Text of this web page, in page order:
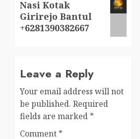
Next
post:
Nasi Kotak
Girirejo Bantul
+6281390382667
Leave a Reply
Your email address will not
be published. Required
fields are marked *
Comment *